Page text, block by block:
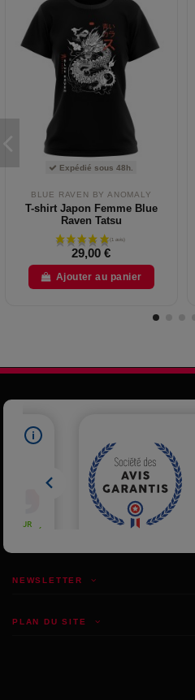
Expédié sous 48h.
BLUE RAVEN BY ANOMALY
T-shirt Japon Femme Blue
Raven Tatsu
29,00 €
Ajouter au panier
PLAN DU SITE
NEWSLETTER